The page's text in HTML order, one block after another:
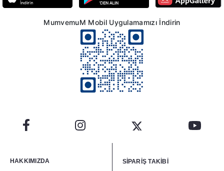
MumvemuM Mobil Uygulamamızı İndirin
HAKKIMIZDA SİPARİŞ TAKİBİ